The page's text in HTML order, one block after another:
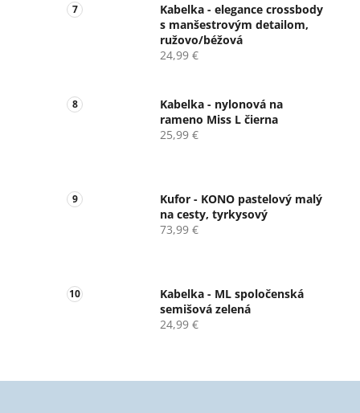
Kabelka - elegance crossbody
s manšestrovým detailom,
ružovo/béžová
24,99 €
Kabelka - nylonová na
rameno Miss L čierna
25,99 €
Kufor - KONO pastelový malý
na cesty, tyrkysový
73,99 €
Kabelka - ML spoločenská
semišová zelená
24,99 €